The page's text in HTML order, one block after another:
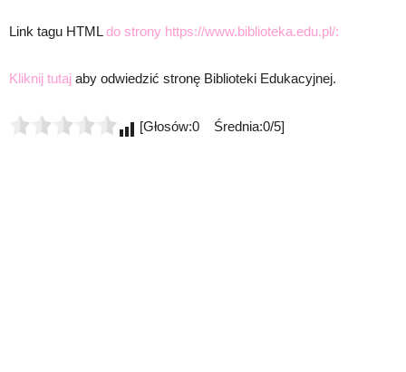
Link tagu HTMLdo strony https://www.biblioteka.edu.pl/:
Kliknij tutaj aby odwiedzić stronę Biblioteki Edukacyjnej.
[Głosów:0 Średnia:0/5]